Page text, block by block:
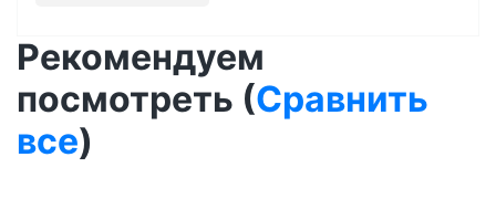
Рекомендуем
посмотреть (Сравнить
все)